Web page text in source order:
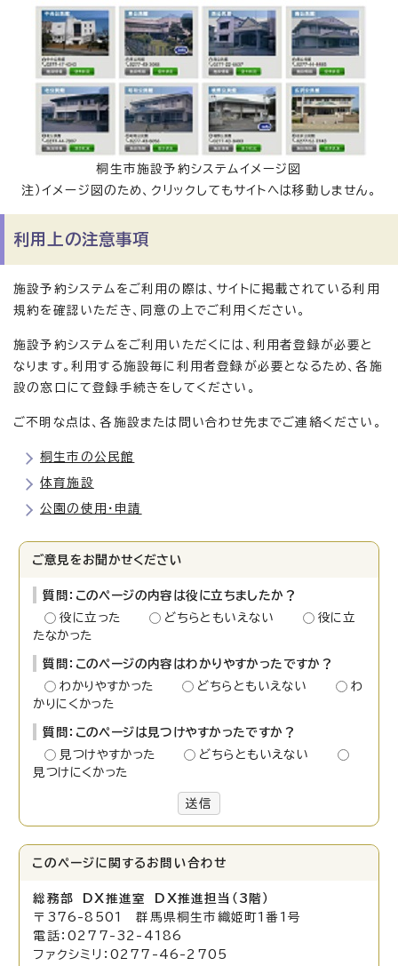
桐生市施設予約システムイメージ図
注）イメージ図のため、クリックしてもサイトへは移動しません。
利用上の注意事項
施設予約システムをご利用の際は、サイトに掲載されている利用
規約を確認いただき、同意の上でご利用ください。
施設予約システムをご利用いただくには、利用者登録が必要と
なります。利用する施設毎に利用者登録が必要となるため、各施
設の窓口にて登録手続きをしてください。
ご不明な点は、各施設または問い合わせ先までご連絡ください。
桐生市の公民館
体育施設
公園の使用・申請
ご意見をお聞かせください
質問：このページの内容は役に立ちましたか？
役に立った
どちらともいえない
役に立
たなかった
質問：このページの内容はわかりやすかったですか？
わかりやすかった
どちらともいえない
わ
かりにくかった
質問：このページは見つけやすかったですか？
見つけやすかった
どちらともいえない
見つけにくかった
送信
このページに関する お問い合わせ
総務部 DX推進室 DX推進担当（3階）
〒376-8501 群馬県桐生市織姫町1番1号
電話：0277-32-4186
ファクシミリ：0277-46-2705